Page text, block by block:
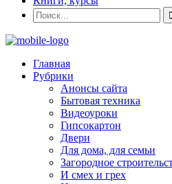
Главная
Рубрики
Анонсы сайта
Бытовая техника
Видеоуроки
Гипсокартон
Двери
Для дома, для семьи
Загородное
И смех и грех